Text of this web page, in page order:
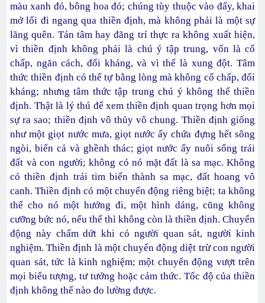
màu xanh đó, bông hoa đó; chúng tùy thuộc vào đấy, khai
mở lối đi ngang qua thiền định, mà không phải là một sự
lãng quên. Tán tâm hay đãng trí thực ra không xuất hiện,
vì thiền định không phải là chú ý tập trung, vốn là cố
chấp, ngăn cách, đối kháng, và vì thế là xung đột. Tâm
thức thiền định có thể tự bằng lòng mà không cố chấp, đối
kháng; nhưng tâm thức tập trung chú ý không thể thiền
định. Thật là lý thú để xem thiền định quan trọng hơn mọi
sự ra sao; thiền định vô thủy vô chung. Thiền định giống
như một giọt nước mưa, giọt nước ấy chứa đựng hết sông
ngòi, biển cả và ghềnh thác; giọt nước ấy nuôi sống trái
đất và con người; không có nó mặt đất là sa mạc. Không
có thiền định trái tim biến thành sa mạc, đất hoang vô
canh. Thiền định có một chuyển động riêng biệt; ta không
thể cho nó một hướng đi, một hình dáng, cũng không
cưỡng bức nó, nếu thế thì không còn là thiền định. Chuyển
động này chấm dứt khi có người quan sát, người kinh
nghiệm. Thiền định là một chuyển động diệt trừ con người
quan sát, tức là kinh nghiệm; một chuyển động vượt trên
mọi biểu tượng, tư tưởng hoặc cảm thức. Tốc độ của thiền
định không thể nào đo lường được.